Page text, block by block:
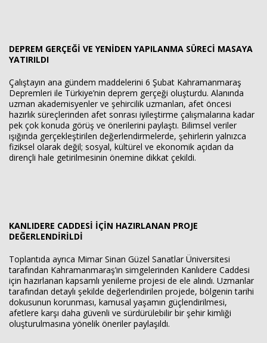
DEPREM GERÇEĞİ VE YENİDEN YAPILANMA SÜRECİ MASAYA
YATIRILDI
Çalıştayın ana gündem maddelerini 6 Şubat Kahramanmaraş
Depremleri ile Türkiye’nin deprem gerçeği oluşturdu. Alanında
uzman akademisyenler ve şehircilik uzmanları, afet öncesi
hazırlık süreçlerinden afet sonrası iyileştirme çalışmalarına kadar
pek çok konuda görüş ve önerilerini paylaştı. Bilimsel veriler
ışığında gerçekleştirilen değerlendirmelerde, şehirlerin yalnızca
fiziksel olarak değil; sosyal, kültürel ve ekonomik açıdan da
dirençli hale getirilmesinin önemine dikkat çekildi.
KANLIDERE CADDESİ İÇİN HAZIRLANAN PROJE
DEĞERLENDİRİLDİ
Toplantıda ayrıca Mimar Sinan Güzel Sanatlar Üniversitesi
tarafından Kahramanmaraş’ın simgelerinden Kanlıdere Caddesi
için hazırlanan kapsamlı yenileme projesi de ele alındı. Uzmanlar
tarafından detaylı şekilde değerlendirilen projede, bölgenin tarihi
dokusunun korunması, kamusal yaşamın güçlendirilmesi,
afetlere karşı daha güvenli ve sürdürülebilir bir şehir kimliği
oluşturulmasına yönelik öneriler paylaşıldı.